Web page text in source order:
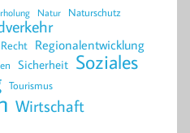
Natur Naturschutz
Recht Regionalentwicklung
Sicherheit Soziales
Tourismus
Wirtschaft